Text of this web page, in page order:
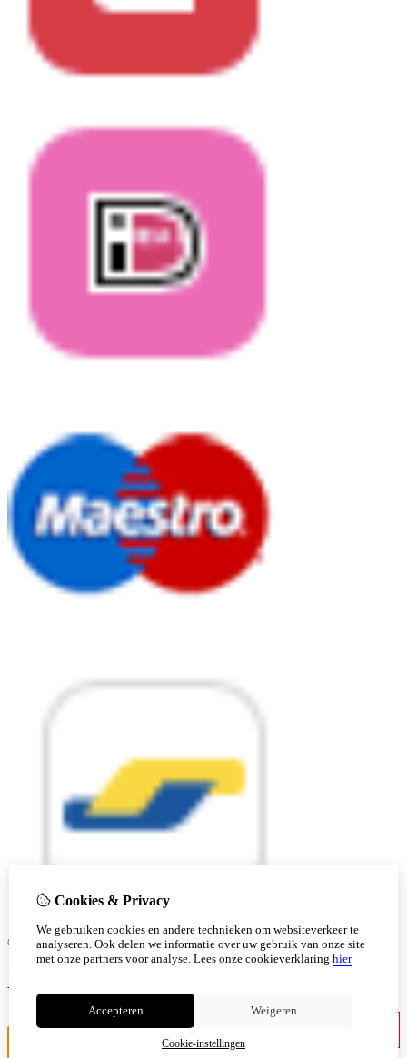
© Copyright 2026 |
Cookies & Privacy
We gebruiken cookies en andere technieken om websiteverkeer te
analyseren. Ook delen we informatie over uw gebruik van onze site
met onze partners voor analyse. Lees onze cookieverklaring hier
Accepteren Weigeren
Cookie-instellingen
Ben je 18 of ouder?